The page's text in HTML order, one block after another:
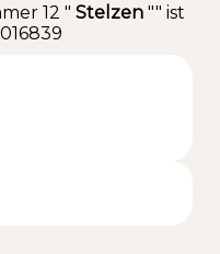
12 " Stelzen"" ist